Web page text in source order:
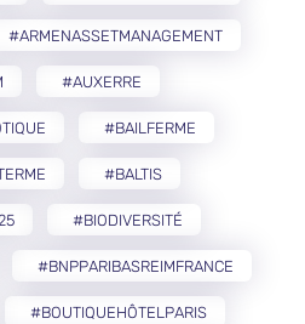
#ARMENASSETMANAGEMENT
#AUXERRE
#BAILFERME
#BALTIS
#BIODIVERSITÉ
#BNPPARIBASREIMFRANCE
#BOUTIQUEHÔTELPARIS